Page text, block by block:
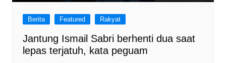
Berita Featured Rakyat
Jantung Ismail Sabri berhenti dua saat
lepas terjatuh, kata peguam